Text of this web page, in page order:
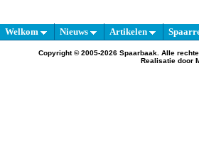
Welkom Nieuws Artikelen
Copyright © 2005-2026 Spaarbaak. Alle
Realisatie door